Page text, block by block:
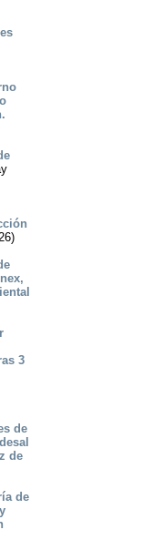
3
de
de
de